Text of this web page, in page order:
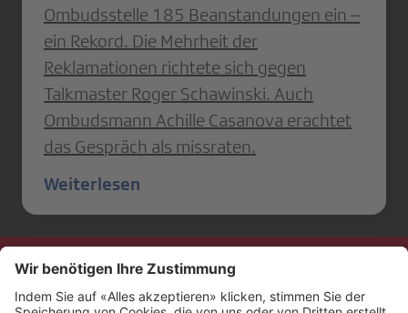
Ombudsstelle 185 Beanstandungen ein –
ein Rekord. Die Mehrheit der
Reklamationen richtete sich gegen
Talkmaster Roger Schawinski. Auch
Ombudsmann Achille Casanova erachtet
das Gespräch als missraten.
Weiterlesen
Kontakt